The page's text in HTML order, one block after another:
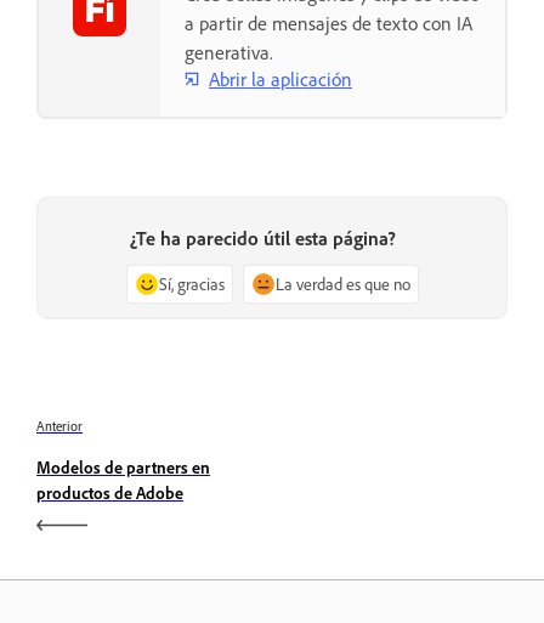
a partir de mensajes de texto con IA
generativa.
Abrir la aplicación
¿Te ha parecido útil esta página?
Sí, gracias La verdad es que no
Anterior
Modelos de partners en
productos de Adobe